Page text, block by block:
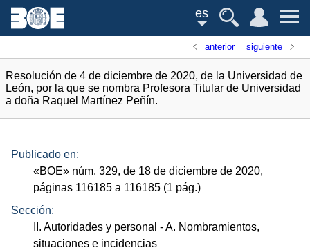
es
anterior siguiente
Resolución de 4 de diciembre de 2020, de la Universidad de
León, por la que se nombra Profesora Titular de Universidad
a doña Raquel Martínez Peñín.
Publicado en:
«BOE» núm. 329, de 18 de diciembre de 2020,
páginas 116185 a 116185 (1 pág.)
Sección:
II. Autoridades y personal - A. Nombramientos,
situaciones e incidencias